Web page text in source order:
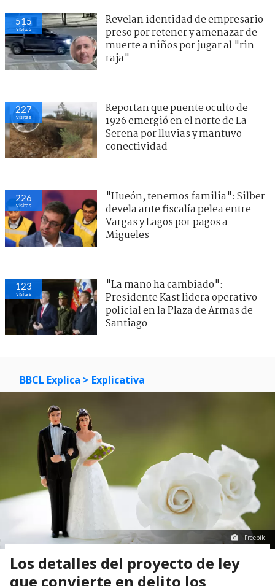
515
visitas
Revelan identidad de empresario
preso por retener y amenazar de
muerte a niños por jugar al "rin
raja"
227
visitas
Reportan que puente oculto de
1926 emergió en el norte de La
Serena por lluvias y mantuvo
conectividad
226
visitas
"Hueón, tenemos familia": Silber
devela ante fiscalía pelea entre
Vargas y Lagos por pagos a
Migueles
123
visitas
"La mano ha cambiado":
Presidente Kast lidera operativo
policial en la Plaza de Armas de
Santiago
BBCL Explica > Explicativa
Freepik
Los detalles del proyecto de ley
que convierte en delito los